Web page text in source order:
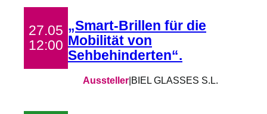
27.05
12:00
„Smart-Brillen für die
Mobilität von
Sehbehinderten“.
Aussteller|BIEL GLASSES S.L.